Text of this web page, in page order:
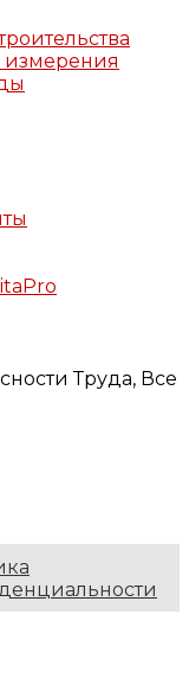
измерения
Труда, Все